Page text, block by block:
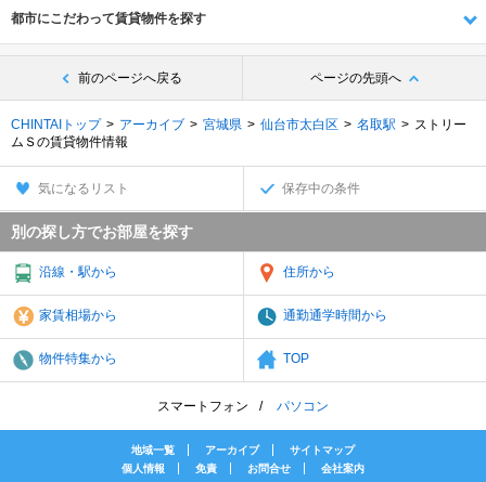
都市にこだわって賃貸物件を探す
前のページへ戻る ページの先頭へ
CHINTAIトップ アーカイブ 宮城県 仙台市太白区 名取駅
ストリー
ムＳの賃貸物件情報
気になるリスト 保存中の条件
別の探し方でお部屋を探す
沿線・駅から 住所から
家賃相場から 通勤通学時間から
物件特集から TOP
スマートフォン パソコン
地域一覧 アーカイブ
サイトマップ
個人情報
免責 お問合せ 会社案内